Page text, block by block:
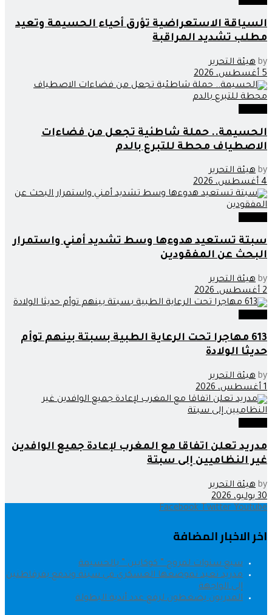
السياقة الاستعراضية تؤرق أحياء الحسيمة وتعيد
مطلب تشديد المراقبة
by هيئة التحرير
5 أغسطس، 2026
الحسيمة.. حملة شاطئية تجعل من فضاءات
الاصطياف محطة للتبرع بالدم
by هيئة التحرير
4 أغسطس، 2026
سبتة تستعيد هدوءها وسط تشديد أمني واستمرار
البحث عن المفقودين
by هيئة التحرير
2 أغسطس، 2026
613 مهاجرا تحت الرعاية الطبية بسبتة بينهم توأم
حديثا الولادة
by هيئة التحرير
1 أغسطس، 2026
مدريد تعلن اتفاقا مع المغرب لإعادة جميع الوافدين
غير النظاميين إلى سبتة
by هيئة التحرير
30 يوليو، 2026
Facebook Twitter Youtube
اخر الاخبار المضافة
سبع سنوات لمروج ” كوكايين ” بالحسيمة
مدريد تعيد تموضعها العسكري في سبتة وتدفع بفرقاطتين
إلى الواجهة
المدربون يضغطون لرفع عدد أندية البطولة